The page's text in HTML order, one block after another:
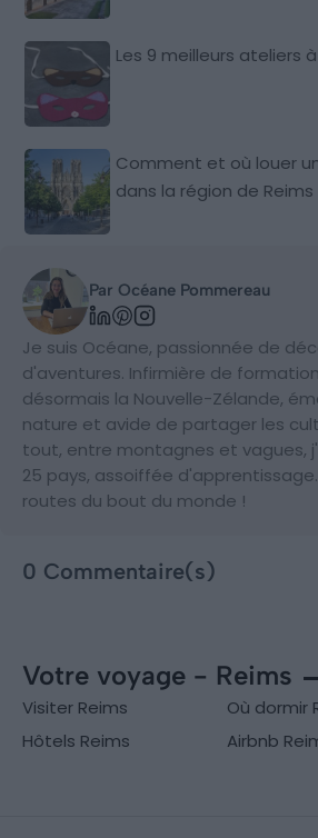
Les 9 meilleurs ateliers
Comment et où louer
dans la région de Reims
Par Océane Pommereau
Je suis Océane, passionnée de
d'aventures. Infirmière de
désormais la Nouvelle-Zélande,
nature et avide de partager les
tout, entre montagnes et vagues,
25 pays, assoiffée
routes du bout du monde !
0 Commentaire(s)
Votre voyage - Reims
Visiter Reims
Où dormir
Hôtels Reims
Airbnb